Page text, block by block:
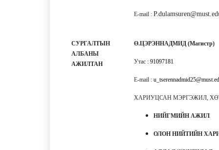
E-mail :
СУРГАЛТЫН
АЛБАНЫ
АЖИЛТАН
Ө.ЦЭРЭННАДМИД (Магистр)
Утас : 91097181
E-mail :
ХАРИУЦСАН МЭРГЭЖИЛ,
НИЙГМИЙН АЖИЛ
ОЛОН НИЙТИЙН